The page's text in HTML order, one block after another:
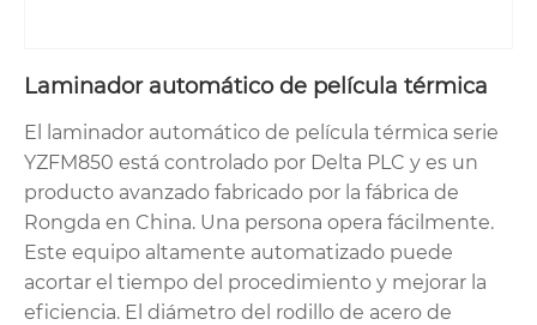
Laminador automático de película térmica
El laminador automático de película térmica serie
YZFM850 está controlado por Delta PLC y es un
producto avanzado fabricado por la fábrica de
Rongda en China. Una persona opera fácilmente.
Este equipo altamente automatizado puede
acortar el tiempo del procedimiento y mejorar la
eficiencia. El diámetro del rodillo de acero de